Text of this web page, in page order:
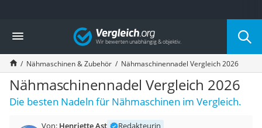
Die beliebtesten Vergleiche nach Kategorie
Freizeit & Sport
Gartentrampolin
Trampolin
Metalldetektor
Eufab-Fahrradträger
Trampolin 366 cm
Vergleich
Nähmaschinen & Zubehör Nähmaschinennadel Vergleich 2026
Nähmaschinennadel Vergleich 2026
Die besten Nadeln für Nähmaschinen im Vergleich.
Von: Henriette Ast
Redakteurin